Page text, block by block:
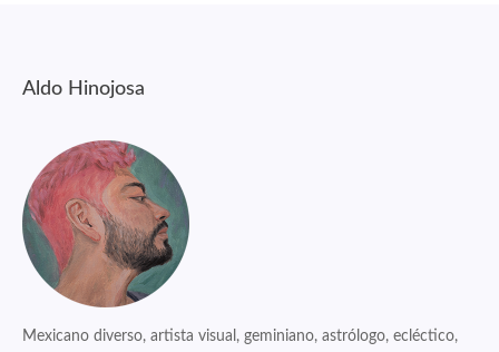
Aldo Hinojosa
Mexicano diverso, artista visual, geminiano, astrólogo, ecléctico,